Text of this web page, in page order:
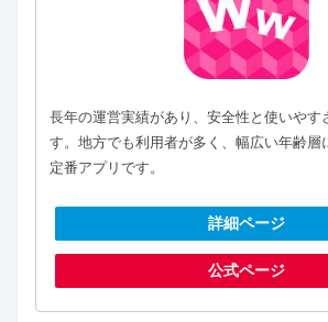
長年の運営実績があり、安全性と使いやす
す。地方でも利用者が多く、幅広い年齢層
定番アプリです。
詳細ページ
公式ページ